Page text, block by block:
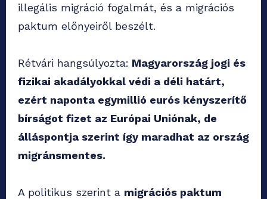
illegális migráció fogalmát, és a migrációs
paktum előnyeiről beszélt.
Rétvári hangsúlyozta: Magyarország jogi és
fizikai akadályokkal védi a déli határt,
ezért naponta egymillió eurós kényszerítő
bírságot fizet az Európai Uniónak, de
álláspontja szerint így maradhat az ország
migránsmentes.
A politikus szerint a migrációs paktum